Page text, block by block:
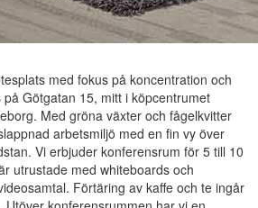
med fokus på koncentration och
Götgatan 15, mitt i köpcentrumet
Med gröna växter och fågelkvitter
arbetsmiljö med en fin vy över
Vi erbjuder konferensrum för 5 till 10
utrustade med whiteboards och
Förtäring av kaffe och te ingår